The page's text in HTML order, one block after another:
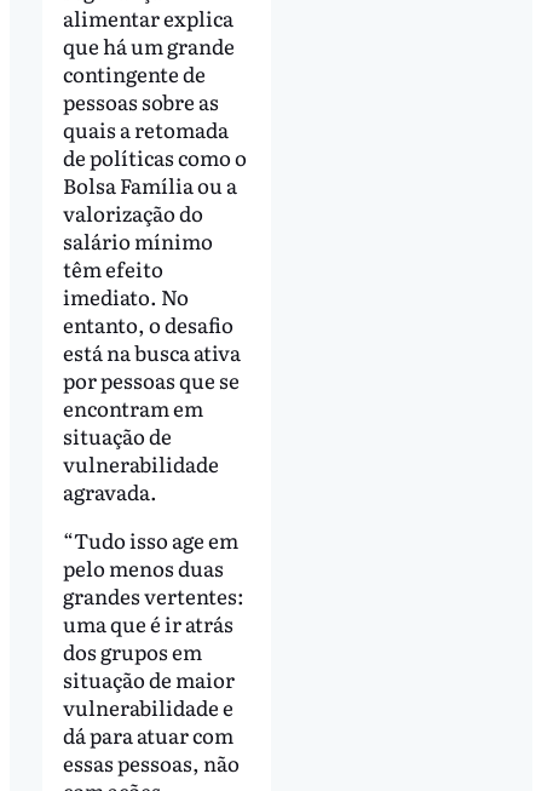
alimentar explica
que há um grande
contingente de
pessoas sobre as
quais a retomada
de políticas como o
Bolsa Família ou a
valorização do
salário mínimo
têm efeito
imediato. No
entanto, o desafio
está na busca ativa
por pessoas que se
encontram em
situação de
vulnerabilidade
agravada.
“Tudo isso age em
pelo menos duas
grandes vertentes:
uma que é ir atrás
dos grupos em
situação de maior
vulnerabilidade e
dá para atuar com
essas pessoas, não